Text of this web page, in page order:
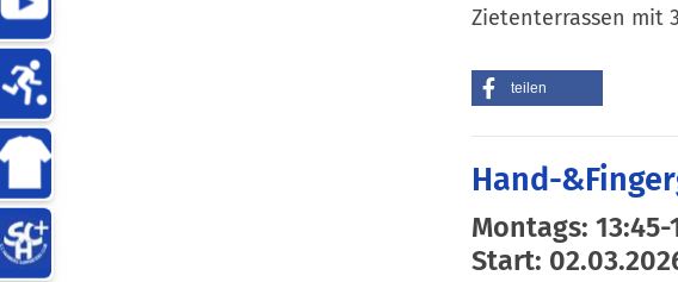
Zietenterrassen mit
teilen
Hand-
Montags: 13:45-
Start: